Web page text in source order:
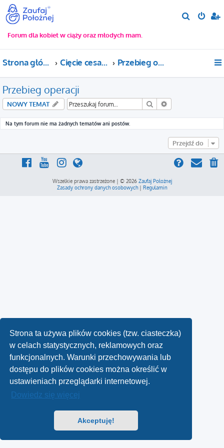
Strona ta używa plików cookies (tzw. ciasteczka)
w celach statystycznych, reklamowych oraz
funkcjonalnych. Warunki przechowywania lub
dostępu do plików cookies można określić w
ustawieniach przeglądarki internetowej.
Dowiedz się więcej
Akceptuję!
j
Forum dla kobiet w ciąży oraz młodych mam.
Strona główna Cięcie cesarskie Przebieg operacji
Przebieg operacji
NOWY TEMAT Szukaj
Na tym forum nie ma żadnych tematów ani postów.
Przejdź do
Wszelkie prawa zastrzeżone | © 2026 Zaufaj Położnej
Zasady ochrony danych osobowych| Regulamin